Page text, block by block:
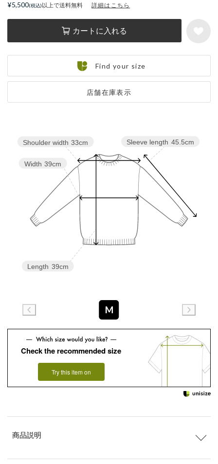
カートに入れる
店舗在庫表示
¥5,500 以上で送料無料 詳細はこちら
Find your size
Sleeve length 45.5cm
Length 39cm
Width 39cm
Shoulder width 33cm
M
Check the recommended size
Try this item on
商品説明